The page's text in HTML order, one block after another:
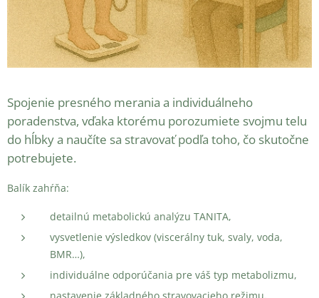
Spojenie presného merania a individuálneho
poradenstva, vďaka ktorému porozumiete svojmu telu
do hĺbky a naučíte sa stravovať podľa toho, čo skutočne
potrebujete.
Balík zahŕňa:
detailnú metabolickú analýzu TANITA,
vysvetlenie výsledkov (viscerálny tuk, svaly, voda,
BMR…),
individuálne odporúčania pre váš typ metabolizmu,